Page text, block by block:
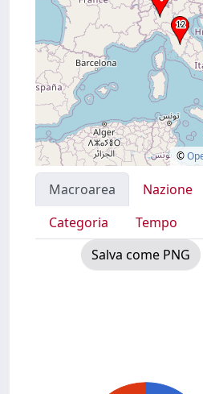
©
Macroarea Nazione
Categoria
Tempo
Salva come PNG